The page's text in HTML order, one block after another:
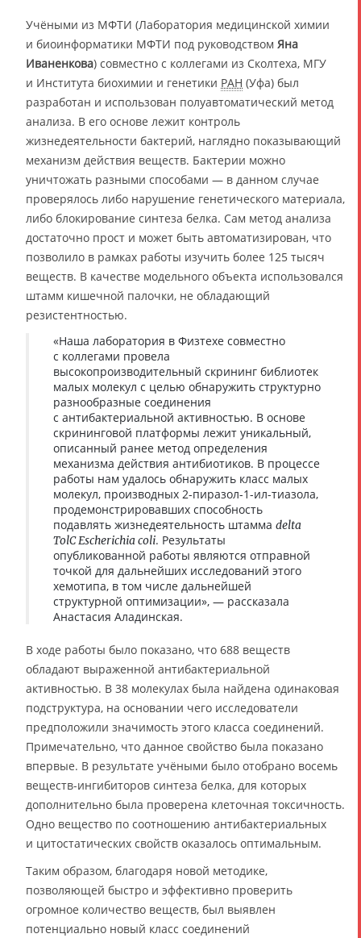
Учёными из МФТИ (Лаборатория медицинской химии
и биоинформатики МФТИ под руководством Яна
Иваненкова) совместно с коллегами из Сколтеха, МГУ
и Института биохимии и генетики РАН (Уфа) был
разработан и использован полуавтоматический метод
анализа. В его основе лежит контроль
жизнедеятельности бактерий, наглядно показывающий
механизм действия веществ. Бактерии можно
уничтожать разными способами — в данном случае
проверялось либо нарушение генетического материала,
либо блокирование синтеза белка. Сам метод анализа
достаточно прост и может быть автоматизирован, что
позволило в рамках работы изучить более 125 тысяч
веществ. В качестве модельного объекта использовался
штамм кишечной палочки, не обладающий
резистентностью.
«Наша лаборатория в Физтехе совместно
с коллегами провела
высокопроизводительный скрининг библиотек
малых молекул с целью обнаружить структурно
разнообразные соединения
с антибактериальной активностью. В основе
скрининговой платформы лежит уникальный,
описанный ранее метод определения
механизма действия антибиотиков. В процессе
работы нам удалось обнаружить класс малых
молекул, производных 2-пиразол-1-ил-тиазола,
продемонстрировавших способность
подавлять жизнедеятельность штамма delta
TolC Escherichia coli. Результаты
опубликованной работы являются отправной
точкой для дальнейших исследований этого
хемотипа, в том числе дальнейшей
структурной оптимизации», — рассказала
Анастасия Аладинская.
В ходе работы было показано, что 688 веществ
обладают выраженной антибактериальной
активностью. В 38 молекулах была найдена одинаковая
подструктура, на основании чего исследователи
предположили значимость этого класса соединений.
Примечательно, что данное свойство была показано
впервые. В результате учёными было отобрано восемь
веществ-ингибиторов синтеза белка, для которых
дополнительно была проверена клеточная токсичность.
Одно вещество по соотношению антибактериальных
и цитостатических свойств оказалось оптимальным.
Таким образом, благодаря новой методике,
позволяющей быстро и эффективно проверить
огромное количество веществ, был выявлен
потенциально новый класс соединений